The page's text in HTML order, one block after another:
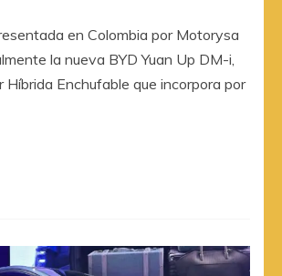
en Colombia por Motorysa
la nueva BYD Yuan Up DM-i,
Híbrida Enchufable que incorpora por